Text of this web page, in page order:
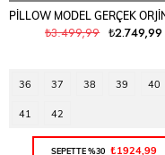
₺2.749,99
₺3.499,99
36 37 38 39 40
41 42
SEPETTE %30 ₺1924,99